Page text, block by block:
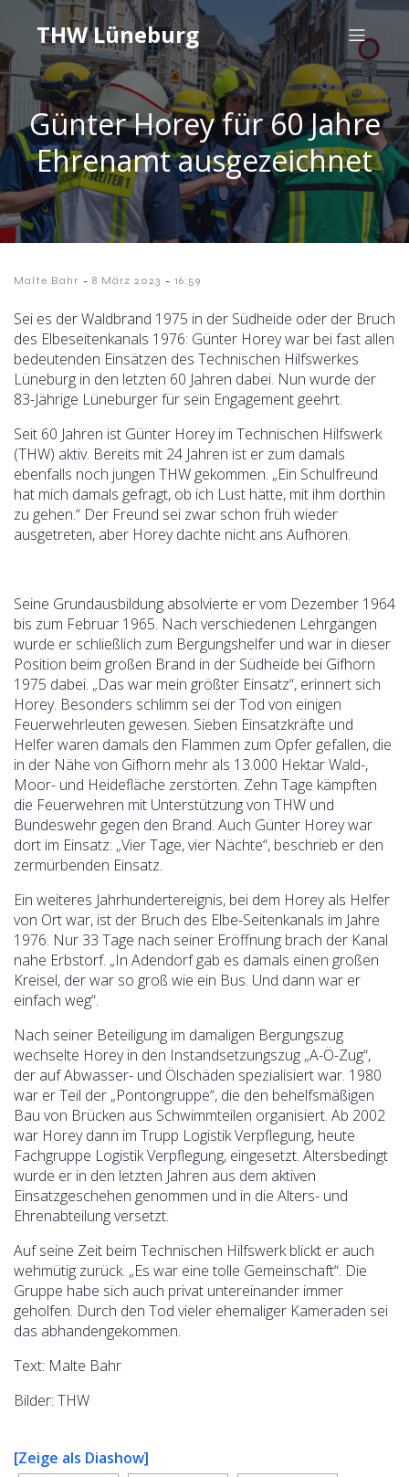
THW Lüneburg
Günter Horey für 60 Jahre
Ehrenamt ausgezeichnet
Malte Bahr - 8 März 2023 - 16:59
Sei es der Waldbrand 1975 in der Südheide oder der Bruch
des Elbeseitenkanals 1976: Günter Horey war bei fast allen
bedeutenden Einsätzen des Technischen Hilfswerkes
Lüneburg in den letzten 60 Jahren dabei. Nun wurde der
83-Jährige Lüneburger für sein Engagement geehrt.
Seit 60 Jahren ist Günter Horey im Technischen Hilfswerk
(THW) aktiv. Bereits mit 24 Jahren ist er zum damals
ebenfalls noch jungen THW gekommen. „Ein Schulfreund
hat mich damals gefragt, ob ich Lust hätte, mit ihm dorthin
zu gehen.“ Der Freund sei zwar schon früh wieder
ausgetreten, aber Horey dachte nicht ans Aufhören.
Seine Grundausbildung absolvierte er vom Dezember 1964
bis zum Februar 1965. Nach verschiedenen Lehrgängen
wurde er schließlich zum Bergungshelfer und war in dieser
Position beim großen Brand in der Südheide bei Gifhorn
1975 dabei. „Das war mein größter Einsatz“, erinnert sich
Horey. Besonders schlimm sei der Tod von einigen
Feuerwehrleuten gewesen. Sieben Einsatzkräfte und
Helfer waren damals den Flammen zum Opfer gefallen, die
in der Nähe von Gifhorn mehr als 13.000 Hektar Wald-,
Moor- und Heidefläche zerstörten. Zehn Tage kämpften
die Feuerwehren mit Unterstützung von THW und
Bundeswehr gegen den Brand. Auch Günter Horey war
dort im Einsatz: „Vier Tage, vier Nächte“, beschrieb er den
zermürbenden Einsatz.
Ein weiteres Jahrhundertereignis, bei dem Horey als Helfer
von Ort war, ist der Bruch des Elbe-Seitenkanals im Jahre
1976. Nur 33 Tage nach seiner Eröffnung brach der Kanal
nahe Erbstorf. „In Adendorf gab es damals einen großen
Kreisel, der war so groß wie ein Bus. Und dann war er
einfach weg“.
Nach seiner Beteiligung im damaligen Bergungszug
wechselte Horey in den Instandsetzungszug „A-Ö-Zug“,
der auf Abwasser- und Ölschäden spezialisiert war. 1980
war er Teil der „Pontongruppe“, die den behelfsmäßigen
Bau von Brücken aus Schwimmteilen organisiert. Ab 2002
war Horey dann im Trupp Logistik Verpflegung, heute
Fachgruppe Logistik Verpflegung, eingesetzt. Altersbedingt
wurde er in den letzten Jahren aus dem aktiven
Einsatzgeschehen genommen und in die Alters- und
Ehrenabteilung versetzt.
Auf seine Zeit beim Technischen Hilfswerk blickt er auch
wehmütig zurück. „Es war eine tolle Gemeinschaft“. Die
Gruppe habe sich auch privat untereinander immer
geholfen. Durch den Tod vieler ehemaliger Kameraden sei
das abhandengekommen.
Text: Malte Bahr
Bilder: THW
[Zeige als Diashow]